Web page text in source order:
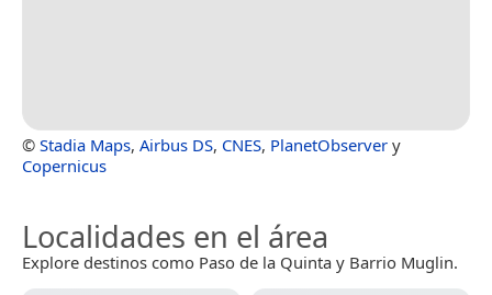
© Stadia Maps, Airbus DS, CNES, PlanetObserver y
Copernicus
Localidades en el área
Explore destinos como Paso de la Quinta y Barrio Muglin.